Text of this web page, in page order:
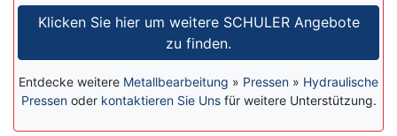
Klicken Sie hier um weitere SCHULER Angebote
zu finden.
Entdecke weitere Metallbearbeitung » Pressen » Hydraulische
Pressenoder kontaktieren Sie Unsfür weitere Unterstützung.